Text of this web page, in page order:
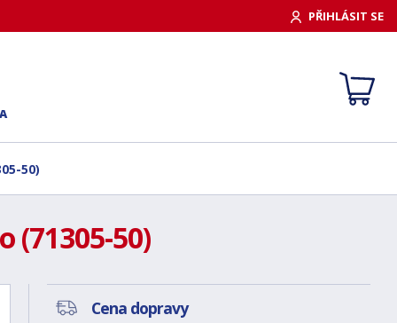
PŘIHLÁSIT SE
50)
(71305-50)
Cena dopravy